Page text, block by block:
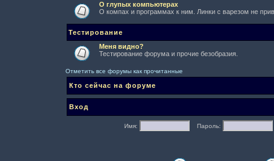
О глупых компьютерах
О компах и программах к ним. Линки с варезом не
Тестирование
Меня видно?
Тестирование форума и прочие безобразия.
Отметить все форумы как прочитанные
Кто сейчас на форуме
Вход
Имя: Пароль: